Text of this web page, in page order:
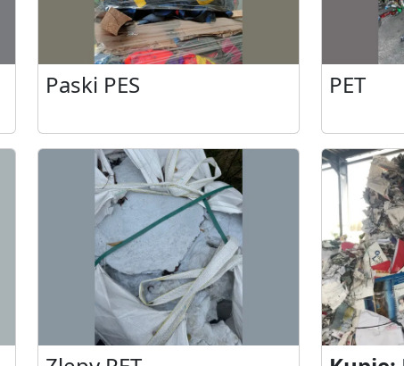
Paski PES PET